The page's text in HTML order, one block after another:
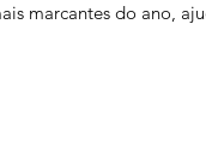
marcantes do ano,